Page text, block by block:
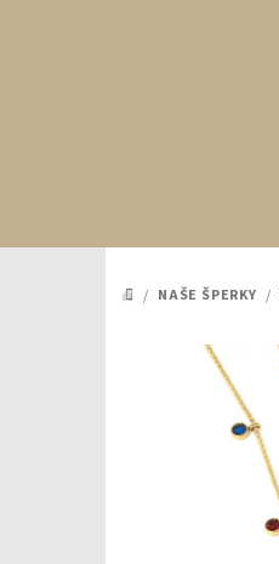
DOMOV
/ NAŠE ŠPERKY /